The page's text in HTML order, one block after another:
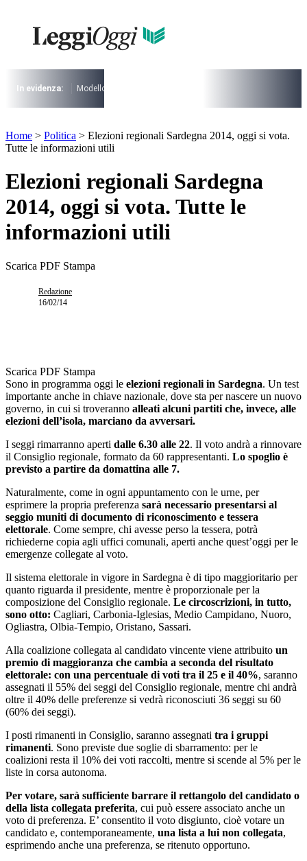
contenuto
I più cercati
Lorem ipsum dolor sit amet consectetur
Lorem ipsum dolor sit amet consectetur
In evidenza: Modello 730
I più cercati
Lorem ipsum dolor sit amet consectetur
Home > Politica > Elezioni regionali Sardegna 2014, oggi si vota.
Tutte le informazioni utili
Elezioni regionali Sardegna
2014, oggi si vota. Tutte le
informazioni utili
Scarica PDF Stampa
Redazione
16/02/14
Scarica PDF Stampa
Sono in programma oggi le elezioni regionali in Sardegna. Un test
importante anche in chiave nazionale, dove sta per nascere un nuovo
governo, in cui si troveranno alleati alcuni partiti che, invece, alle
elezioni dell’isola, marciano da avversari.
I seggi rimarranno aperti dalle 6.30 alle 22. Il voto andrà a rinnovare
il Consiglio regionale, formato da 60 rappresentanti. Lo spoglio è
previsto a partire da domattina alle 7.
Naturalmente, come in ogni appuntamento con le urne, per
esprimere la propria preferenza sarà necessario presentarsi al
seggio muniti di documento di riconoscimento e tessera
elettorale. Come sempre, chi avesse perso la tessera, potrà
richiederne copia agli uffici comunali, aperti anche quest’oggi per le
emergenze collegate al voto.
Il sistema elettorale in vigore in Sardegna è di tipo maggioritario per
quanto riguarda il presidente, mentre è proporzionale per la
composizione del Consiglio regionale. Le circoscrizioni, in tutto,
sono otto: Cagliari, Carbonia-Iglesias, Medio Campidano, Nuoro,
Ogliastra, Olbia-Tempio, Oristano, Sassari.
Alla coalizione collegata al candidato vincente viene attribuito un
premio di maggioranza che cambia a seconda del risultato
elettorale: con una percentuale di voti tra il 25 e il 40%, saranno
assegnati il 55% dei seggi del Consiglio regionale, mentre chi andrà
oltre il 40% delle preferenze si vedrà riconosciuti 36 seggi su 60
(60% dei seggi).
I posti rimanenti in Consiglio, saranno assegnati tra i gruppi
rimanenti. Sono previste due soglie di sbarramento: per le
coalizioni resta il 10% dei voti raccolti, mentre si scende al 5% per le
liste in corsa autonoma.
Per votare, sarà sufficiente barrare il rettangolo del candidato o
della lista collegata preferita, cui può essere associato anche un
voto di preferenza. E’ consentito il voto disgiunto, cioè votare un
candidato e, contemporaneamente, una lista a lui non collegata,
esprimendo anche una preferenza, se ritenuto opportuno.